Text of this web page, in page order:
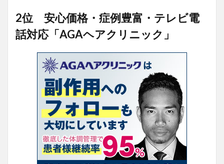
2位 安心価格・症例豊富・テレビ電
話対応「AGAヘアクリニック」